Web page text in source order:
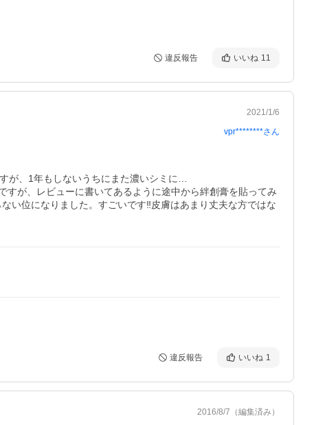
違反報告 いいね 11
2021/1/6
vpr********さん
が、1年もしないうちにまた濃いシミに…
が、レビューに書いてあるように途中から絆創膏を貼ってみ
い位になりました。すごいです‼︎皮膚はあまり丈夫な方ではな
違反報告 いいね 1
2016/8/7 （編集済み）